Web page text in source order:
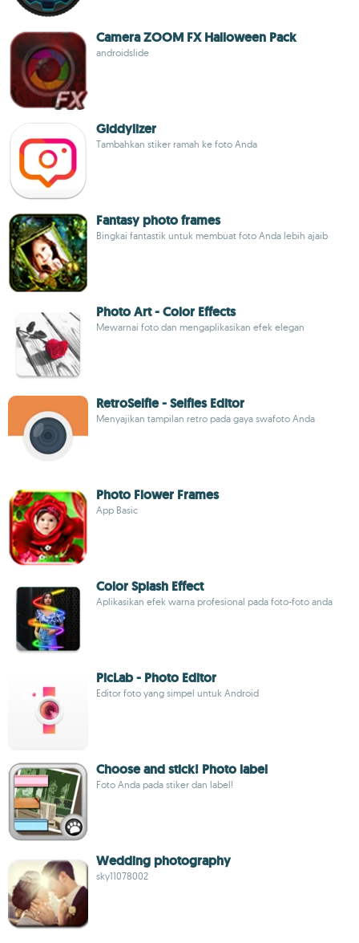
Camera ZOOM FX Halloween Pack
androidslide
Giddylizer
Tambahkan stiker ramah ke foto Anda
Fantasy photo frames
Bingkai fantastik untuk membuat foto Anda lebih ajaib
Photo Art - Color Effects
Mewarnai foto dan mengaplikasikan efek elegan
RetroSelfie - Selfies Editor
Menyajikan tampilan retro pada gaya swafoto Anda
Photo Flower Frames
App Basic
Color Splash Effect
Aplikasikan efek warna profesional pada foto-foto anda
PicLab - Photo Editor
Editor foto yang simpel untuk Android
Choose and stick! Photo label
Foto Anda pada stiker dan label!
Wedding photography
sky11078002